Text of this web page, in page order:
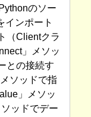
のソー
インポート
（Clientクラ
」メソッ
との接続す
ソッドで指
」メソッ
ッドでデー